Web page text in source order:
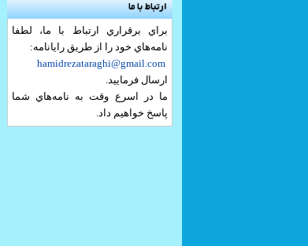
ارتباط با ما
براي برقراري ارتباط با ما، لطفا
نامه‌هاي خود را از طريق رايانامه:
hamidrezataraghi@gmail.com
ارسال فرماييد.
ما در اسرع وقت به نامه‌هاي شما
پاسخ خواهيم داد.